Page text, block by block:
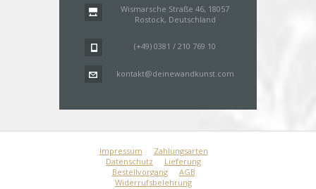
Wismarsche Straße 46, 18057
Rostock, Deutschland
(+49) 0381 / 210 769 10
kontakt@deinewandkunst.com
Impressum
Zahlungsarten
Datenschutz
Lieferung
Bestellvorgang
AGB
Widerrufsbelehrung